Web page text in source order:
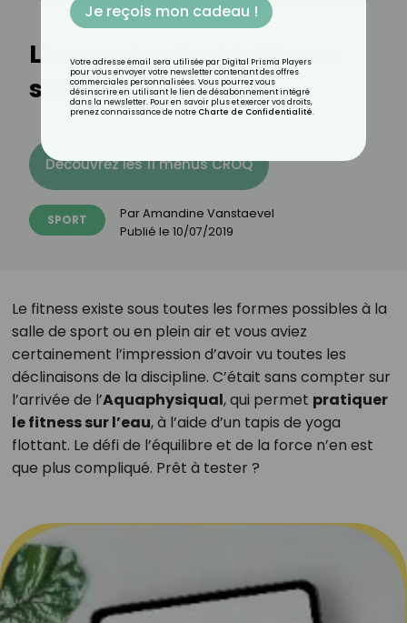
L'aquaphysical le fitness
sur l'eau
Découvrez les 11 menus CROQ
SPORT ParAmandine Vanstaevel
Publié le 10/07/2019
Le fitness existe sous toutes les formes possibles à la
salle de sport ou en plein air et vous aviez
certainement l’impression d’avoir vu toutes les
déclinaisons de la discipline. C’était sans compter sur
l’arrivée de l’Aquaphysiqual, qui permet pratiquer
le fitness sur l’eau, à l’aide d’un tapis de yoga
flottant. Le défi de l’équilibre et de la force n’en est
que plus compliqué. Prêt à tester ?
Je reçois mon cadeau !
Votre adresse email sera utilisée par Digital Prisma Players
pour vous envoyer votre newsletter contenant des offres
commerciales personnalisées. Vous pourrez vous
désinscrire en utilisant le lien de désabonnement intégré
dans la newsletter. Pour en savoir plus et exercer vos droits,
prenez connaissance de notre Charte de Confidentialité.